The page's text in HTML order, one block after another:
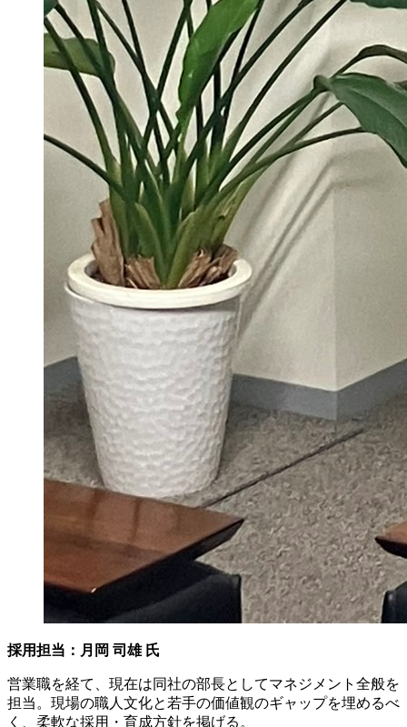
採用担当：月岡 司雄 氏
営業職を経て、現在は同社の部長としてマネジメント全般を
担当。現場の職人文化と若手の価値観のギャップを埋めるべ
く、柔軟な採用・育成方針を掲げる。